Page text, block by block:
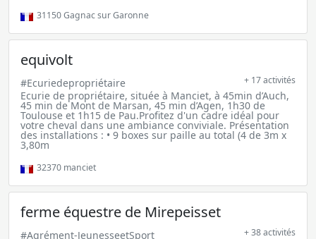
31150Gagnac sur Garonne
equivolt
#Ecuriedepropriétaire + 17 activités
Ecurie de propriétaire, située à Manciet, à 45min d’Auch,
45 min de Mont de Marsan, 45 min d’Agen, 1h30 de
Toulouse et 1h15 de Pau.Profitez d'un cadre idéal pour
votre cheval dans une ambiance conviviale. Présentation
des installations : • 9 boxes sur paille au total (4 de 3m x
3,80m
32370 manciet
ferme équestre de Mirepeisset
#Agrément-JeunesseetSport + 38 activités